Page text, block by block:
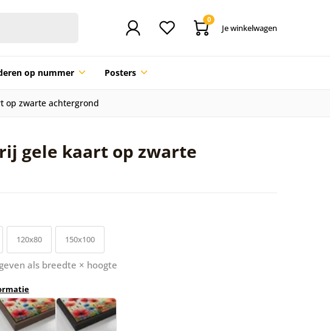
0
Je winkelwagen
op nummer Posters
op zwarte achtergrond
gele kaart op zwarte
120x80 150x100
als breedte × hoogte